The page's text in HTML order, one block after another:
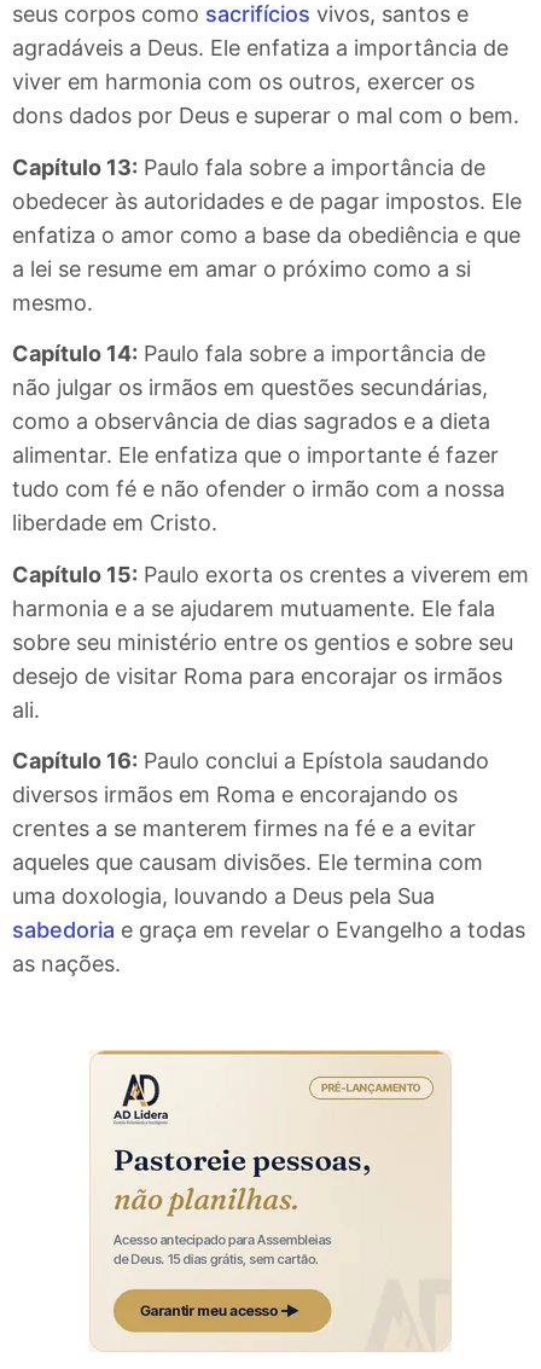
seus corpos como sacrifícios vivos, santos e
agradáveis a Deus. Ele enfatiza a importância de
viver em harmonia com os outros, exercer os
dons dados por Deus e superar o mal com o bem.
Capítulo 13: Paulo fala sobre a importância de
obedecer às autoridades e de pagar impostos. Ele
enfatiza o amor como a base da obediência e que
a lei se resume em amar o próximo como a si
mesmo.
Capítulo 14: Paulo fala sobre a importância de
não julgar os irmãos em questões secundárias,
como a observância de dias sagrados e a dieta
alimentar. Ele enfatiza que o importante é fazer
tudo com fé e não ofender o irmão com a nossa
liberdade em Cristo.
Capítulo 15: Paulo exorta os crentes a viverem em
harmonia e a se ajudarem mutuamente. Ele fala
sobre seu ministério entre os gentios e sobre seu
desejo de visitar Roma para encorajar os irmãos
ali.
Capítulo 16: Paulo conclui a Epístola saudando
diversos irmãos em Roma e encorajando os
crentes a se manterem firmes na fé e a evitar
aqueles que causam divisões. Ele termina com
uma doxologia, louvando a Deus pela Sua
sabedoria e graça em revelar o Evangelho a todas
as nações.